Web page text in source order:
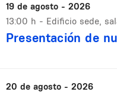
19 de agosto - 2026
13:00 h - Edificio sede,
Presentación de
20 de agosto - 2026